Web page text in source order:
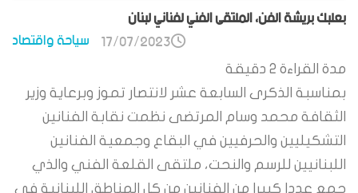
بعلبك بريشة الفن، الملتقى الفني لفناني لبنان
سياحة واقتصاد 17/07/2023
مدة القراءة 2 دقيقة
بمناسبة الذكرى السابعة عشر لانتصار تموز وبرعاية وزير
الثقافة محمد وسام المرتضى نظمت نقابة الفنانين
التشكيليين والحرفيين في البقاع وجمعية الفنانين
اللبنانيين للرسم والنحت، ملتقى القلعة الفني والذي
جمع عددا كبيرا من الفنانين من كل المناطق اللبنانية في